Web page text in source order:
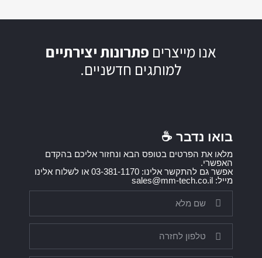
אנו מייצרים פתרונות יצירתיים
למותגים חדשניים.
בואו נדבר ☕️
מלאו את הפרטים בטופס הבא ונחזור אליכם בהקדם
האפשרי.
אפשר גם להתקשר אלינו: 03-381-1170 או לשלוח אלינו
מייל: sales@mm-tech.co.il